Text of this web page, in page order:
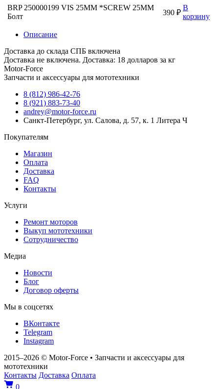
BRP 250000199 VIS 25MM *SCREW 25MM
Болт
390 ₽
В
корзину
Описание
Доставка до склада СПБ включена
Доставка не включена. Доставка: 18 долларов за кг
Motor-Force
Запчасти и аксессуары для мототехники
8 (812) 986-42-76
8 (921) 883-73-40
andrey@motor-force.ru
Санкт-Петербург, ул. Салова, д. 57, к. 1 Литера Ч
Покупателям
Магазин
Оплата
Доставка
FAQ
Контакты
Услуги
Ремонт моторов
Выкуп мототехники
Сотрудничество
Медиа
Новости
Блог
Договор оферты
Мы в соцсетях
ВКонтакте
Telegram
Instagram
2015–2026 © Motor‑Force • Запчасти и аксессуары для
мототехники
Контакты Доставка Оплата
0